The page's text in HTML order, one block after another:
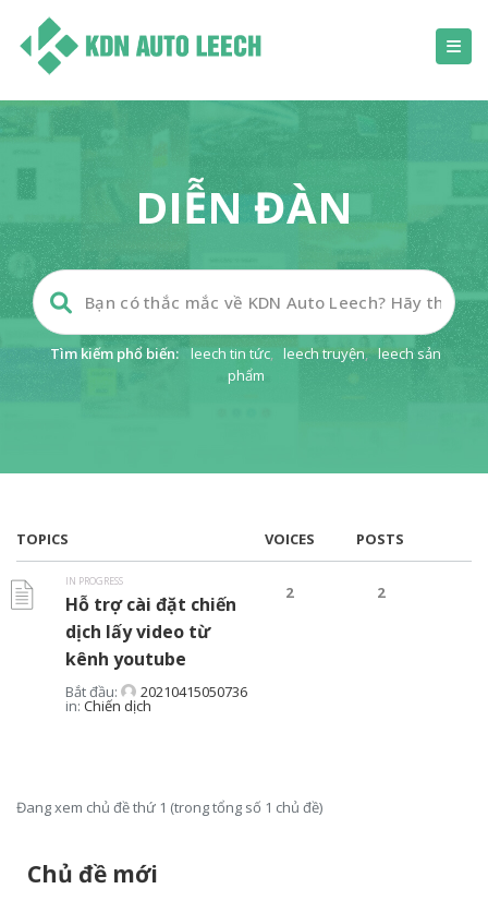
DIỄN ĐÀN
Tìm kiếm phổ biến: leech tin tức, leech truyện, leech sản
phẩm
TOPICS VOICES POSTS
IN PROGRESS
Hỗ trợ cài đặt chiến
dịch lấy video từ
kênh youtube
Bắt đầu: 20210415050736
in: Chiến dịch
2 2
Đang xem chủ đề thứ 1 (trong tổng số 1 chủ đề)
Chủ đề mới